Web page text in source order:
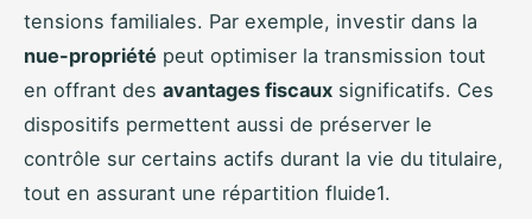
tensions familiales. Par exemple, investir dans la
nue-propriété peut optimiser la transmission tout
en offrant des avantages fiscaux significatifs. Ces
dispositifs permettent aussi de préserver le
contrôle sur certains actifs durant la vie du titulaire,
tout en assurant une répartition fluide1.